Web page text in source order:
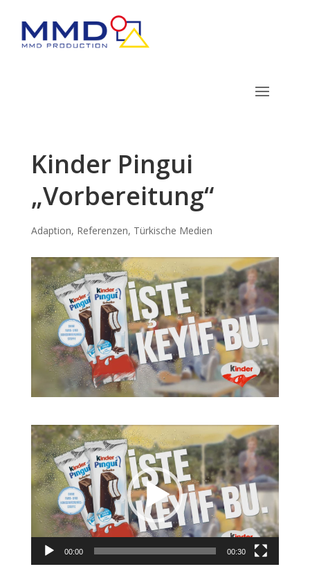
Kinder Pingui
„Vorbereitung“
Adaption, Referenzen, Türkische Medien
Video-
Player
00:00 00:30